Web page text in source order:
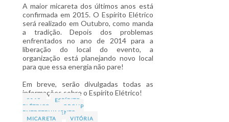
A maior micareta dos últimos anos está
confirmada em 2015. O Espírito Elétrico
será realizado em Outubro, como manda
a tradição. Depois dos problemas
enfrentados no ano de 2014 para a
liberação do local do evento, a
organização está planejando novo local
para que essa energia não pare!
Em breve, serão divulgadas todas as
informações sobre o Espírito Elétrico!
2015
ESPÍRITO
ELÉTRICO
GROUP
ENTRETENIMENTO
MICARETA
VITÓRIA